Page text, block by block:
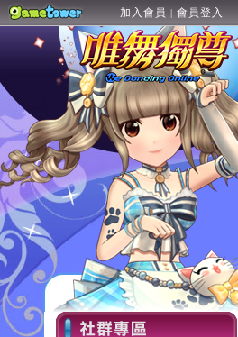
加入會員 | 會員登入